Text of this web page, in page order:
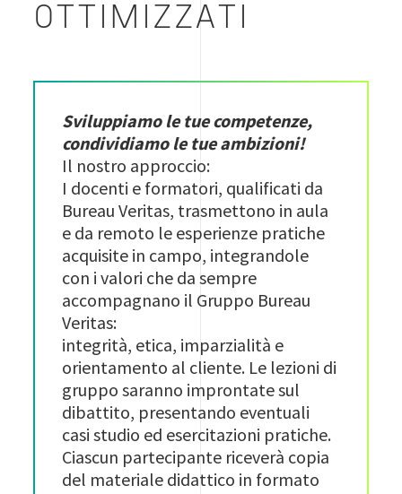
OTTIMIZZATI
Sviluppiamo le tue competenze,
condividiamo le tue ambizioni!
Il nostro approccio:
I docenti e formatori, qualificati da
Bureau Veritas, trasmettono in aula
e da remoto le esperienze pratiche
acquisite in campo, integrandole
con i valori che da sempre
accompagnano il Gruppo Bureau
Veritas:
integrità, etica, imparzialità e
orientamento al cliente. Le lezioni di
gruppo saranno improntate sul
dibattito, presentando eventuali
casi studio ed esercitazioni pratiche.
Ciascun partecipante riceverà copia
del materiale didattico in formato